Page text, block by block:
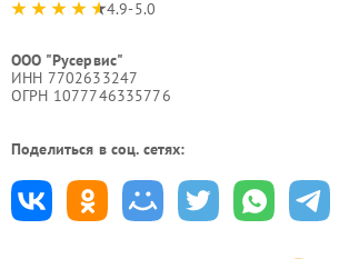
4.9-5.0
ООО "Русервис"
ИНН 7702633247
ОГРН 1077746335776
Поделиться в соц. сетях: